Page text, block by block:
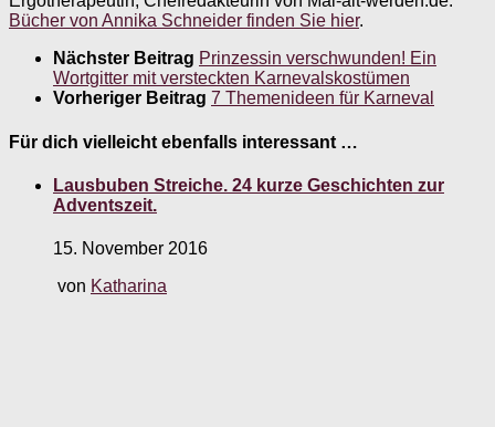
Bücher von Annika Schneider finden Sie hier.
Nächster Beitrag Prinzessin verschwunden! Ein
Wortgitter mit versteckten Karnevalskostümen
Vorheriger Beitrag 7 Themenideen für Karneval
Für dich vielleicht ebenfalls interessant …
Lausbuben Streiche. 24 kurze Geschichten zur
Adventszeit.
15. November 2016
von Katharina